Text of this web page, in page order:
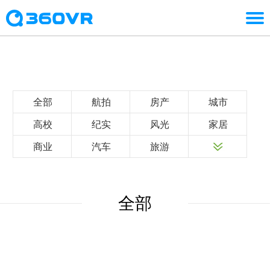
全部 航拍 房产 城市
高校 纪实 风光 家居
商业 汽车 旅游
全部